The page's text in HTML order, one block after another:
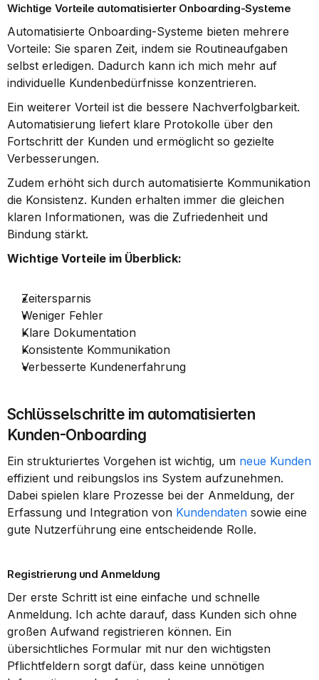
Wichtige Vorteile automatisierter Onboarding-Systeme
Automatisierte Onboarding-Systeme bieten mehrere
Vorteile: Sie sparen Zeit, indem sie Routineaufgaben
selbst erledigen. Dadurch kann ich mich mehr auf
individuelle Kundenbedürfnisse konzentrieren.
Ein weiterer Vorteil ist die bessere Nachverfolgbarkeit.
Automatisierung liefert klare Protokolle über den
Fortschritt der Kunden und ermöglicht so gezielte
Verbesserungen.
Zudem erhöht sich durch automatisierte Kommunikation
die Konsistenz. Kunden erhalten immer die gleichen
klaren Informationen, was die Zufriedenheit und
Bindung stärkt.
Wichtige Vorteile im Überblick:
Zeitersparnis
Weniger Fehler
Klare Dokumentation
Konsistente Kommunikation
Verbesserte Kundenerfahrung
Schlüsselschritte im automatisierten
Kunden-Onboarding
Ein strukturiertes Vorgehen ist wichtig, um neue Kunden
effizient und reibungslos ins System aufzunehmen.
Dabei spielen klare Prozesse bei der Anmeldung, der
Erfassung und Integration von Kundendaten sowie eine
gute Nutzerführung eine entscheidende Rolle.
Registrierung und Anmeldung
Der erste Schritt ist eine einfache und schnelle
Anmeldung. Ich achte darauf, dass Kunden sich ohne
großen Aufwand registrieren können. Ein
übersichtliches Formular mit nur den wichtigsten
Pflichtfeldern sorgt dafür, dass keine unnötigen